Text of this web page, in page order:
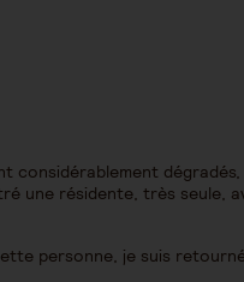
considérablement dégradés,
une résidente, très seule,
personne, je suis